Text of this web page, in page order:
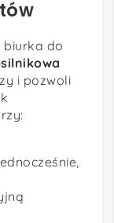
biurka do
i pozwoli